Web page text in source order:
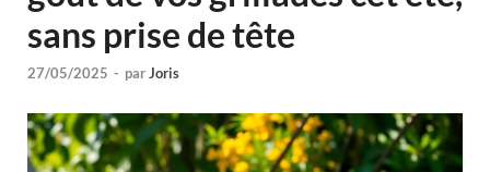
sans prise de tête
27/05/2025 - parJoris